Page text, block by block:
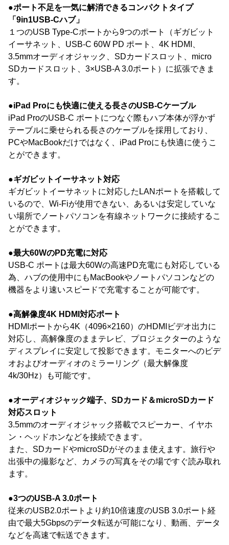
●ポート不足を一気に解消できるコンパクトタイプ
「9in1USB-Cハブ」
１つのUSB Type-Cポートから9つのポート（ギガビット
イーサネット、USB-C 60W PD ポート、4K HDMI、
3.5mmオーディオジャック、SDカードスロット、micro
SDカードスロット、3×USB-A 3.0ポート）に拡張できま
す。
●iPad Proにも快適に使える長さのUSB-Cケーブル
iPad ProのUSB-C ポートにつなぐ際もハブ本体が浮かず
テーブルに乗せられる長さのケーブルを採用しており、
PCやMacBookだけではなく、iPad Proにも快適に使うこ
とができます。
●ギガビットイーサネット対応
ギガビットイーサネットに対応したLANポートを搭載して
いるので、Wi-Fiが使用できない、あるいは安定していな
い場所でノートパソコンを有線ネットワークに接続するこ
とができます。
●最大60WのPD充電に対応
USB-C ポートは最大60Wの高速PD充電にも対応している
為、ハブの使用中にもMacBookやノートパソコンなどの
機器をより速いスピードで充電することが可能です。
●高解像度4K HDMI対応ポート
HDMIポートから4K（4096×2160）のHDMIビデオ出力に
対応し、高解像度のままテレビ、プロジェクターのような
ディスプレイに安定して投影できます。モニターへのビデ
オおよびオーディオのミラーリング（最大解像度
4k/30Hz）も可能です。
●オーディオジャック端子、SDカード＆microSDカード
対応スロット
3.5mmのオーディオジャック搭載でスピーカー、イヤホ
ン・ヘッドホンなどを接続できます。
また、SDカードやmicroSDがそのまま使えます。旅行や
出張中の撮影など、カメラの写真をその場ですぐ読み取れ
ます。
●3つのUSB-A 3.0ポート
従来のUSB2.0ポートより約10倍速度のUSB 3.0ポート経
由で最大5Gbpsのデータ転送が可能になり、動画、データ
などを高速で転送できます。